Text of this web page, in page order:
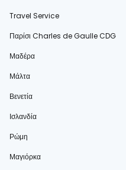
Travel Service
Παρίσι Charles de Gaulle CDG
Μαδέρα
Μάλτα
Βενετία
Ισλανδία
Ρώμη
Μαγιόρκα